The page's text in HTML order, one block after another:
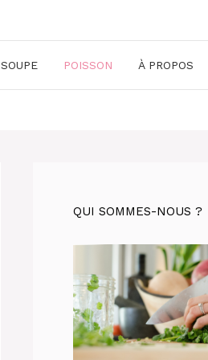
SOUPE POISSON À PROPOS
QUI SOMMES-NOUS ?